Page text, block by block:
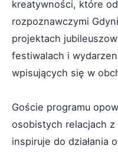
kreatywności, które
rozpoznawczymi
projektach
festiwalach i
wpisujących się w
Goście programu
osobistych relacjach
inspiruje do działania